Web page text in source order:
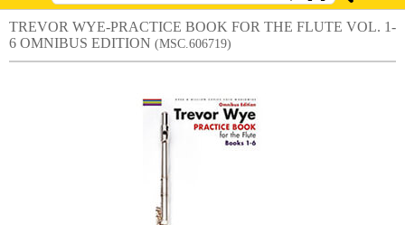
TREVOR WYE-PRACTICE BOOK FOR THE FLUTE VOL. 1-
6 OMNIBUS EDITION (MSC.606719)